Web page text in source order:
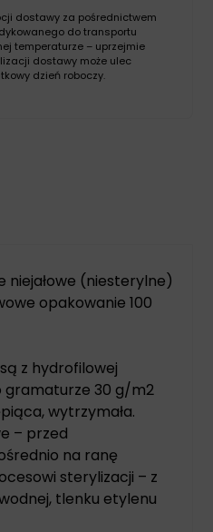
dostawy za pośrednictwem
do transportu
temperaturze – uprzejmie
dostawy może ulec
dzień roboczy.
niejałowe (niesterylne)
opakowanie 100
z hydrofilowej
gramaturze 30 g/m2
wytrzymała.
– przed
na ranę
sterylizacji – z
tlenku etylenu